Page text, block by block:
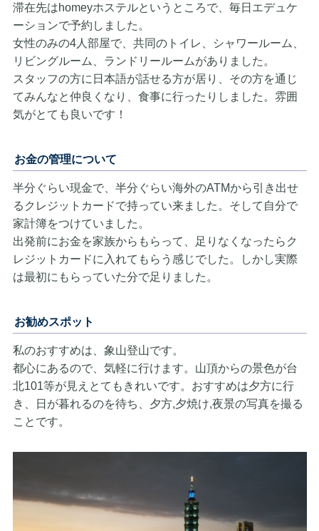
滞在先はhomeyホステルというところで、毎日エデュケ
ーションで予約しました。
女性のみの4人部屋で、共同のトイレ、シャワールーム、
リビングルーム、ランドリールームがありました。
スタッフの方に日本語が話せる方が居り、その方を通じ
てみんなと仲良くなり、食事に行ったりしました。雰囲
気がとても良いです！
お金の管理について
半分ぐらい現金で、半分ぐらい海外のATMから引き出せ
るクレジットカードで持ってい来ました。そして自分で
家計簿をつけていました。
出発前にお金を家族からもらって、足りなくなったらク
レジットカードに入れてもらう感じでした。しかし実際
は最初にもらっていた分で足りました。
お勧めスポット
私のおすすめは、象山登山です。
都心にあるので、気軽に行けます。山頂からの景色が台
北101等が見えとてもきれいです。おすすめは夕方に行
き、日が暮れるのを待ち、夕方,夕焼け,夜景の写真を撮る
ことです。